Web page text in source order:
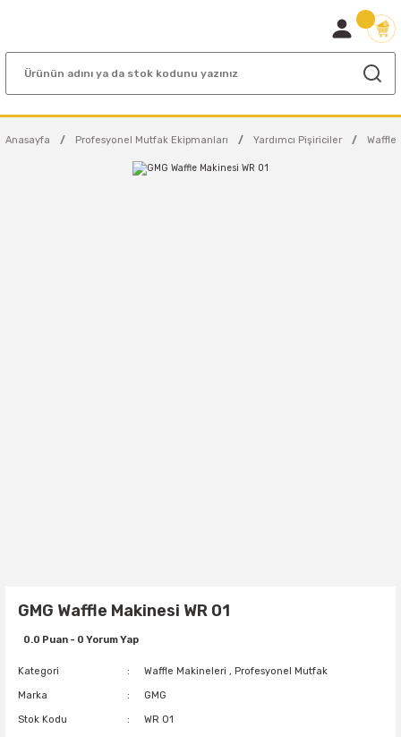
Anasayfa Profesyonel Mutfak Ekipmanları Yardımcı Pişiriciler Waffle
GMG Waffle Makinesi WR 01
0.0 Puan - 0 Yorum Yap
Kategori Waffle Makineleri , Profesyonel Mutfak
Marka GMG
Stok Kodu WR 01